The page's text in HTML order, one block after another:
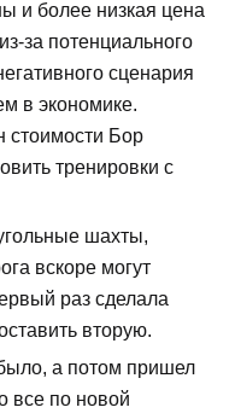
и более низкая цена
за потенциального
сценария
в экономике.
стоимости Бор
тренировки с
шахты,
вскоре могут
раз сделала
вторую.
а потом пришел
все по новой